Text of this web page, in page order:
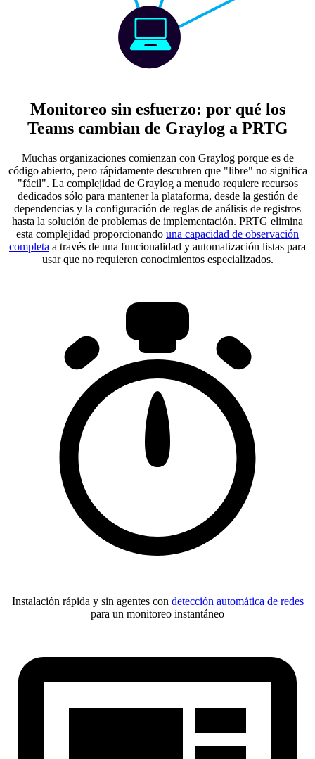
Monitoreo sin esfuerzo: por qué los
Teams cambian de Graylog a PRTG
Muchas organizaciones comienzan con Graylog porque es de
código abierto, pero rápidamente descubren que "libre" no significa
"fácil". La complejidad de Graylog a menudo requiere recursos
dedicados sólo para mantener la plataforma, desde la gestión de
dependencias y la configuración de reglas de análisis de registros
hasta la solución de problemas de implementación. PRTG elimina
esta complejidad proporcionando una capacidad de observación
completa a través de una funcionalidad y automatización listas para
usar que no requieren conocimientos especializados.
Instalación rápida y sin agentes con detección automática de redes
para un monitoreo instantáneo